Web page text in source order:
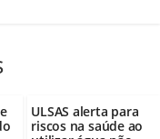
ULSAS alerta para
riscos na saúde ao